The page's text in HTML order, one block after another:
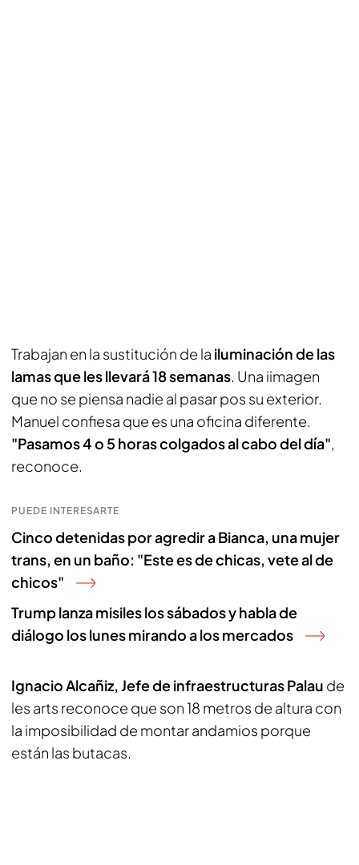
Trabajan en la sustitución de la iluminación de las
lamas que les llevará 18 semanas. Una iimagen
que no se piensa nadie al pasar pos su exterior.
Manuel confiesa que es una oficina diferente.
"Pasamos 4 o 5 horas colgados al cabo del día",
reconoce.
PUEDE INTERESARTE
Cinco detenidas por agredir a Bianca, una mujer
trans, en un baño: "Este es de chicas, vete al de
chicos"
Trump lanza misiles los sábados y habla de
diálogo los lunes mirando a los mercados
Ignacio Alcañiz, Jefe de infraestructuras Palau de
les arts reconoce que son 18 metros de altura con
la imposibilidad de montar andamios porque
están las butacas.